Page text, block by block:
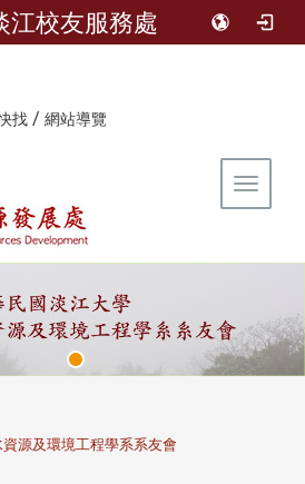
江校友服務處
找 / 網站導覽
Toggle
源及環境工程學系系友會